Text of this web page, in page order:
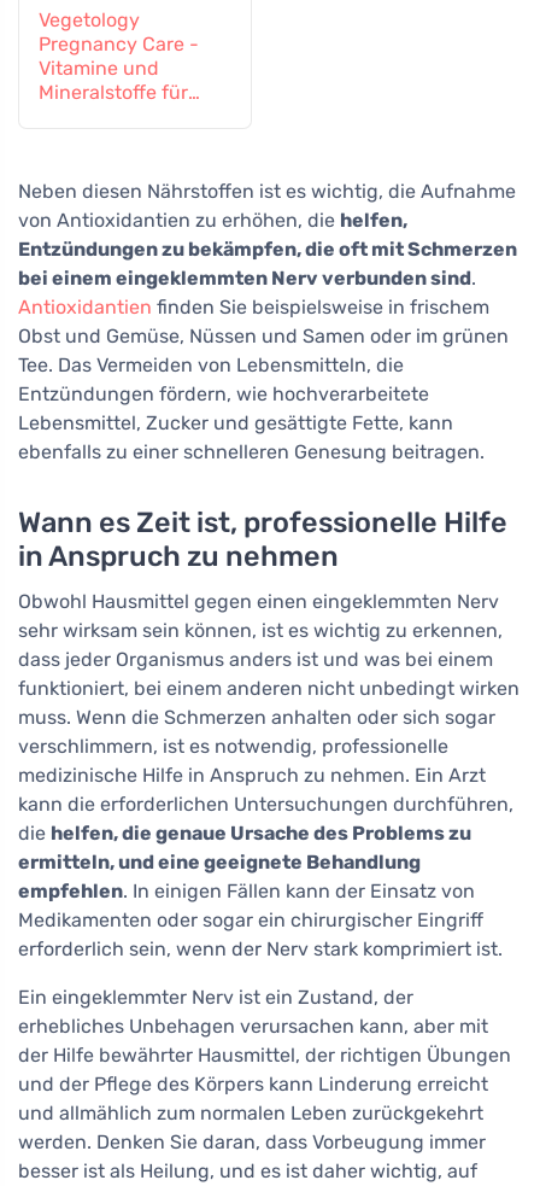
Vegetology
Pregnancy Care -
Vitamine und
Mineralstoffe für
Neben diesen Nährstoffen ist es wichtig, die Aufnahme
von Antioxidantien zu erhöhen, die helfen,
Entzündungen zu bekämpfen, die oft mit Schmerzen
bei einem eingeklemmten Nerv verbunden sind.
Antioxidantien finden Sie beispielsweise in frischem
Obst und Gemüse, Nüssen und Samen oder im grünen
Tee. Das Vermeiden von Lebensmitteln, die
Entzündungen fördern, wie hochverarbeitete
Lebensmittel, Zucker und gesättigte Fette, kann
ebenfalls zu einer schnelleren Genesung beitragen.
Wann es Zeit ist, professionelle Hilfe
in Anspruch zu nehmen
Obwohl Hausmittel gegen einen eingeklemmten Nerv
sehr wirksam sein können, ist es wichtig zu erkennen,
dass jeder Organismus anders ist und was bei einem
funktioniert, bei einem anderen nicht unbedingt wirken
muss. Wenn die Schmerzen anhalten oder sich sogar
verschlimmern, ist es notwendig, professionelle
medizinische Hilfe in Anspruch zu nehmen. Ein Arzt
kann die erforderlichen Untersuchungen durchführen,
die helfen, die genaue Ursache des Problems zu
ermitteln, und eine geeignete Behandlung
empfehlen. In einigen Fällen kann der Einsatz von
Medikamenten oder sogar ein chirurgischer Eingriff
erforderlich sein, wenn der Nerv stark komprimiert ist.
Ein eingeklemmter Nerv ist ein Zustand, der
erhebliches Unbehagen verursachen kann, aber mit
der Hilfe bewährter Hausmittel, der richtigen Übungen
und der Pflege des Körpers kann Linderung erreicht
und allmählich zum normalen Leben zurückgekehrt
werden. Denken Sie daran, dass Vorbeugung immer
besser ist als Heilung, und es ist daher wichtig, auf